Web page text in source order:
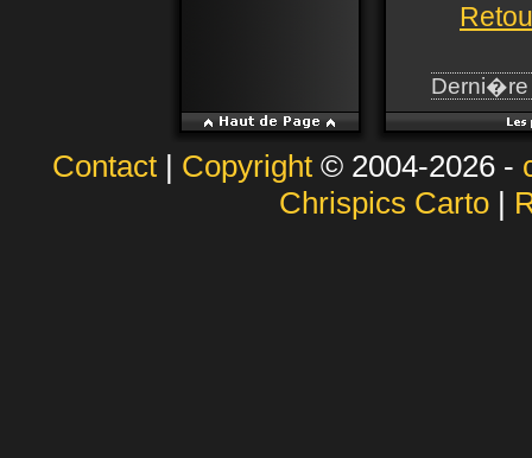
Derni�re
Contact| Copyright© 2004-2026 -
Chrispics Carto|